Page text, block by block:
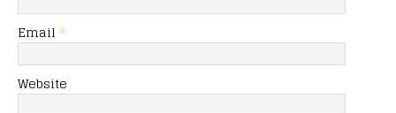
Email *
Website